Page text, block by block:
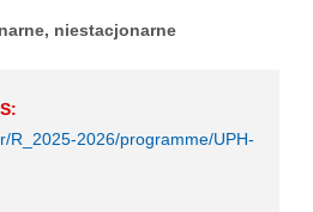
nie­sta­cjo­nar­ne
R_2025-2026/programme/UPH-